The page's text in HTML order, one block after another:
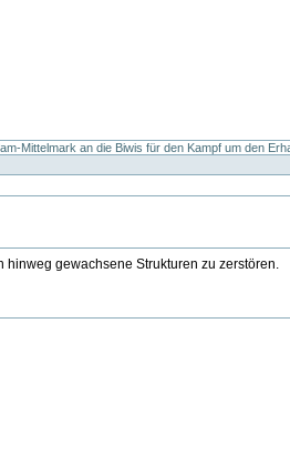
Mittelmark an die Biwis für den Kampf um den
gewachsene Strukturen zu zerstören.